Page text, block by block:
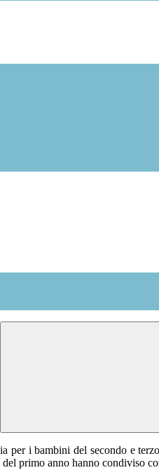
per i bambini del secondo e
primo anno hanno condiviso